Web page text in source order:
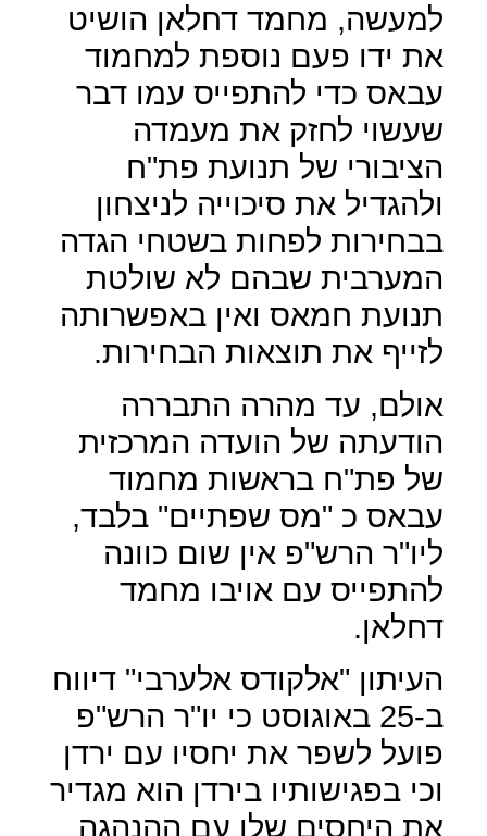
למעשה, מחמד דחלאן הושיט
את ידו פעם נוספת למחמוד
עבאס כדי להתפייס עמו דבר
שעשוי לחזק את מעמדה
הציבורי של תנועת פת"ח
ולהגדיל את סיכוייה לניצחון
בבחירות לפחות בשטחי הגדה
המערבית שבהם לא שולטת
תנועת חמאס ואין באפשרותה
לזייף את תוצאות הבחירות.
אולם, עד מהרה התבררה
הודעתה של הועדה המרכזית
של פת"ח בראשות מחמוד
עבאס כ "מס שפתיים" בלבד,
ליו"ר הרש"פ אין שום כוונה
להתפייס עם אויבו מחמד
דחלאן.
העיתון "אלקודס אלערבי" דיווח
ב-25 באוגוסט כי יו"ר הרש"פ
פועל לשפר את יחסיו עם ירדן
וכי בפגישותיו בירדן הוא מגדיר
את היחסים שלו עם ההנהגה